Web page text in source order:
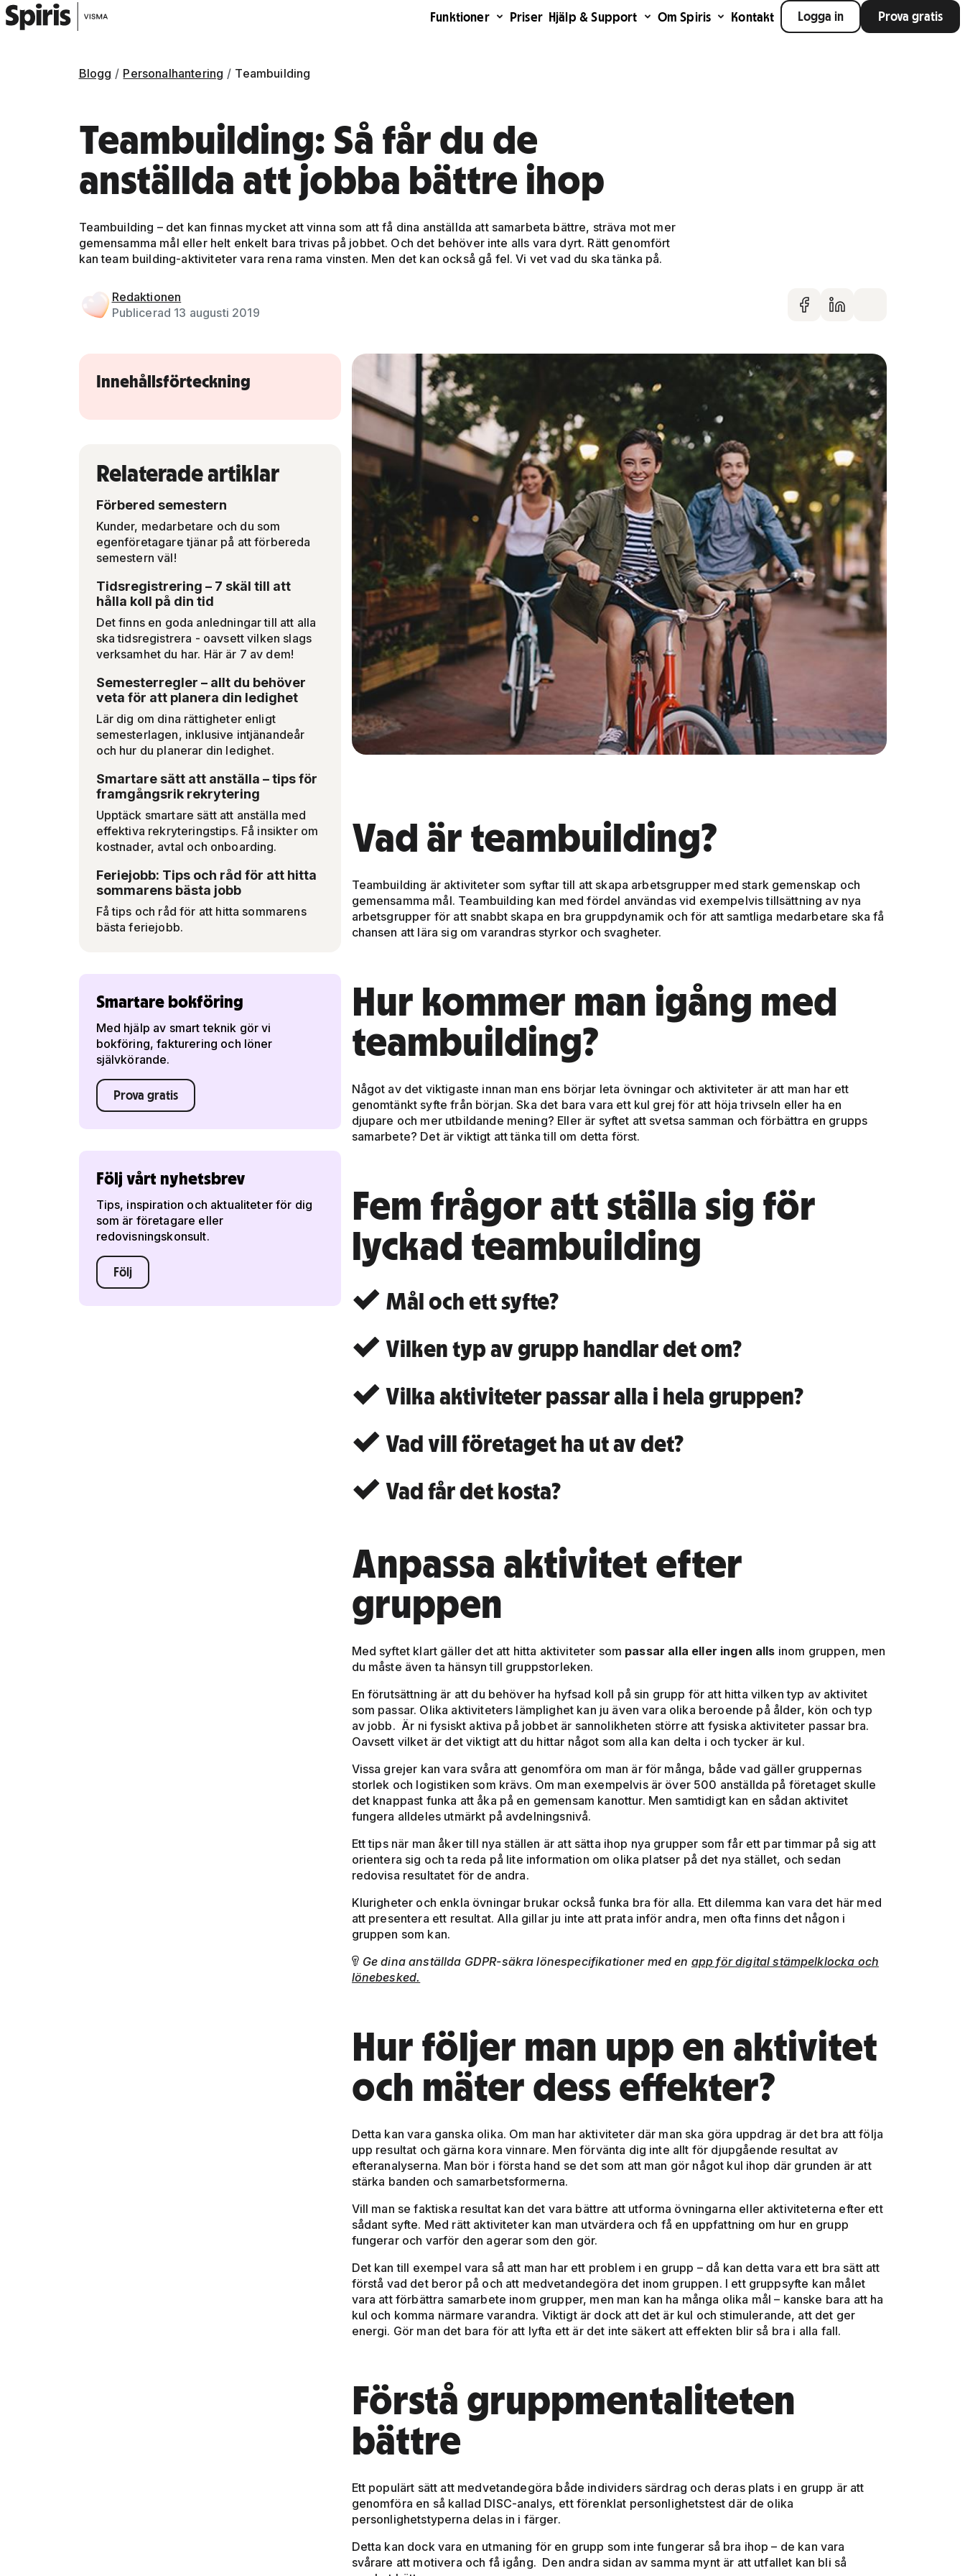
Funktioner Priser Hjälp & Support Om Spiris Kontakt Logga in Prova gratis
Blogg Personalhantering Teambuilding
Teambuilding: Så får du de
anställda att jobba bättre ihop
Teambuilding – det kan finnas mycket att vinna som att få dina anställda att samarbeta bättre, sträva mot mer
gemensamma mål eller helt enkelt bara trivas på jobbet. Och det behöver inte alls vara dyrt. Rätt genomfört
kan team building-aktiviteter vara rena rama vinsten. Men det kan också gå fel. Vi vet vad du ska tänka på.
Redaktionen
Publicerad 13 augusti 2019
Dela på
Dela på
Gå vidare till artikelns
Innehållsförteckning
Relaterade artiklar
Förbered semestern
Kunder, medarbetare och du som
egenföretagare tjänar på att förbereda
semestern väl!
Tidsregistrering – 7 skäl till att
hålla koll på din tid
Det finns en goda anledningar till att alla
ska tidsregistrera - oavsett vilken slags
verksamhet du har. Här är 7 av dem!
Semesterregler – allt du behöver
veta för att planera din ledighet
Lär dig om dina rättigheter enligt
semesterlagen, inklusive intjänandeår
och hur du planerar din ledighet.
Smartare sätt att anställa – tips för
framgångsrik rekrytering
Upptäck smartare sätt att anställa med
effektiva rekryteringstips. Få insikter om
kostnader, avtal och onboarding.
Feriejobb: Tips och råd för att hitta
sommarens bästa jobb
Få tips och råd för att hitta sommarens
bästa feriejobb.
Smartare bokföring
Med hjälp av smart teknik gör vi
bokföring, fakturering och löner
självkörande.
Prova gratis
Följ vårt nyhetsbrev
Tips, inspiration och aktualiteter för dig
som är företagare eller
redovisningskonsult.
Följ
Vad är teambuilding?
Teambuilding är aktiviteter som syftar till att skapa arbetsgrupper med stark gemenskap och
gemensamma mål. Teambuilding kan med fördel användas vid exempelvis tillsättning av nya
arbetsgrupper för att snabbt skapa en bra gruppdynamik och för att samtliga medarbetare ska få
chansen att lära sig om varandras styrkor och svagheter.
Hur kommer man igång med
teambuilding?
Något av det viktigaste innan man ens börjar leta övningar och aktiviteter är att man har ett
genomtänkt syfte från början. Ska det bara vara ett kul grej för att höja trivseln eller ha en
djupare och mer utbildande mening? Eller är syftet att svetsa samman och förbättra en grupps
samarbete? Det är viktigt att tänka till om detta först.
Fem frågor att ställa sig för
lyckad teambuilding
 Mål och ett syfte?
 Vilken typ av grupp handlar det om?
 Vilka aktiviteter passar alla i hela gruppen?
 Vad vill företaget ha ut av det?
 Vad får det kosta?
Anpassa aktivitet efter
gruppen
Med syftet klart gäller det att hitta aktiviteter som passar alla eller ingen alls inom gruppen, men
du måste även ta hänsyn till gruppstorleken.
En förutsättning är att du behöver ha hyfsad koll på sin grupp för att hitta vilken typ av aktivitet
som passar. Olika aktiviteters lämplighet kan ju även vara olika beroende på ålder, kön och typ
av jobb. Är ni fysiskt aktiva på jobbet är sannolikheten större att fysiska aktiviteter passar bra.
Oavsett vilket är det viktigt att du hittar något som alla kan delta i och tycker är kul.
Vissa grejer kan vara svåra att genomföra om man är för många, både vad gäller gruppernas
storlek och logistiken som krävs. Om man exempelvis är över 500 anställda på företaget skulle
det knappast funka att åka på en gemensam kanottur. Men samtidigt kan en sådan aktivitet
fungera alldeles utmärkt på avdelningsnivå.
Ett tips när man åker till nya ställen är att sätta ihop nya grupper som får ett par timmar på sig att
orientera sig och ta reda på lite information om olika platser på det nya stället, och sedan
redovisa resultatet för de andra.
Klurigheter och enkla övningar brukar också funka bra för alla. Ett dilemma kan vara det här med
att presentera ett resultat. Alla gillar ju inte att prata inför andra, men ofta finns det någon i
gruppen som kan.
 Ge dina anställda GDPR-säkra lönespecifikationer med en app för digital stämpelklocka och
lönebesked.
Hur följer man upp en aktivitet
och mäter dess effekter?
Detta kan vara ganska olika. Om man har aktiviteter där man ska göra uppdrag är det bra att följa
upp resultat och gärna kora vinnare. Men förvänta dig inte allt för djupgående resultat av
efteranalyserna. Man bör i första hand se det som att man gör något kul ihop där grunden är att
stärka banden och samarbetsformerna.
Vill man se faktiska resultat kan det vara bättre att utforma övningarna eller aktiviteterna efter ett
sådant syfte. Med rätt aktiviteter kan man utvärdera och få en uppfattning om hur en grupp
fungerar och varför den agerar som den gör.
Det kan till exempel vara så att man har ett problem i en grupp – då kan detta vara ett bra sätt att
förstå vad det beror på och att medvetandegöra det inom gruppen. I ett gruppsyfte kan målet
vara att förbättra samarbete inom grupper, men man kan ha många olika mål – kanske bara att ha
kul och komma närmare varandra. Viktigt är dock att det är kul och stimulerande, att det ger
energi. Gör man det bara för att lyfta ett är det inte säkert att effekten blir så bra i alla fall.
Förstå gruppmentaliteten
bättre
Ett populärt sätt att medvetandegöra både individers särdrag och deras plats i en grupp är att
genomföra en så kallad DISC-analys, ett förenklat personlighetstest där de olika
personlighetstyperna delas in i färger.
Detta kan dock vara en utmaning för en grupp som inte fungerar så bra ihop – de kan vara
svårare att motivera och få igång. Den andra sidan av samma mynt är att utfallet kan bli så